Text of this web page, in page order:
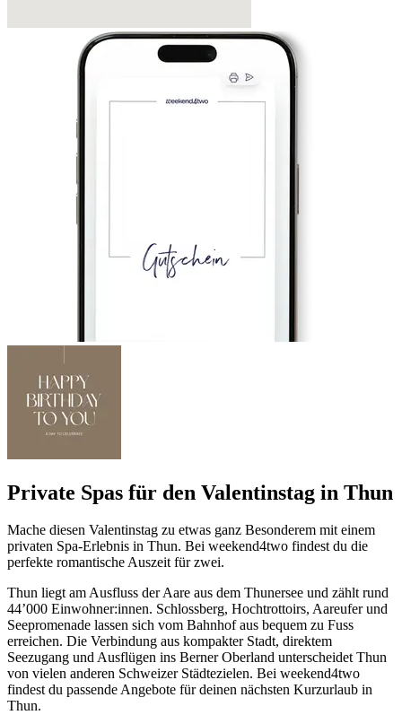
Private Spas für den Valentinstag in Thun
Mache diesen Valentinstag zu etwas ganz Besonderem mit einem
privaten Spa-Erlebnis in Thun. Bei weekend4two findest du die
perfekte romantische Auszeit für zwei.
Thun liegt am Ausfluss der Aare aus dem Thunersee und zählt rund
44’000 Einwohner:innen. Schlossberg, Hochtrottoirs, Aareufer und
Seepromenade lassen sich vom Bahnhof aus bequem zu Fuss
erreichen. Die Verbindung aus kompakter Stadt, direktem
Seezugang und Ausflügen ins Berner Oberland unterscheidet Thun
von vielen anderen Schweizer Städtezielen. Bei weekend4two
findest du passende Angebote für deinen nächsten Kurzurlaub in
Thun.